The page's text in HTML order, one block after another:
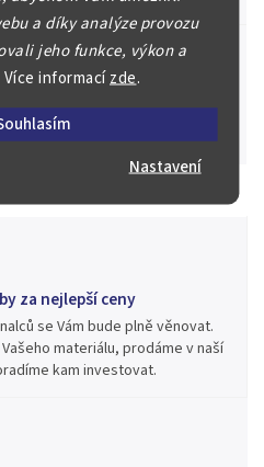
a díky analýze provozu
jeho funkce, výkon a
Více informacízde.
Nastavení
za nejlepší ceny
se Vám bude plně věnovat.
materiálu, prodáme v naší
kam investovat.